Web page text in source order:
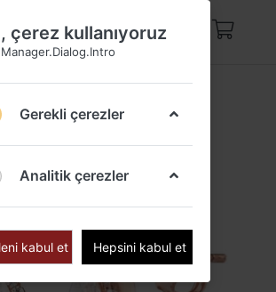
çerez kullanıyoruz
Gerekli çerezler
Analitik çerezler
kabul et Hepsini kabul et